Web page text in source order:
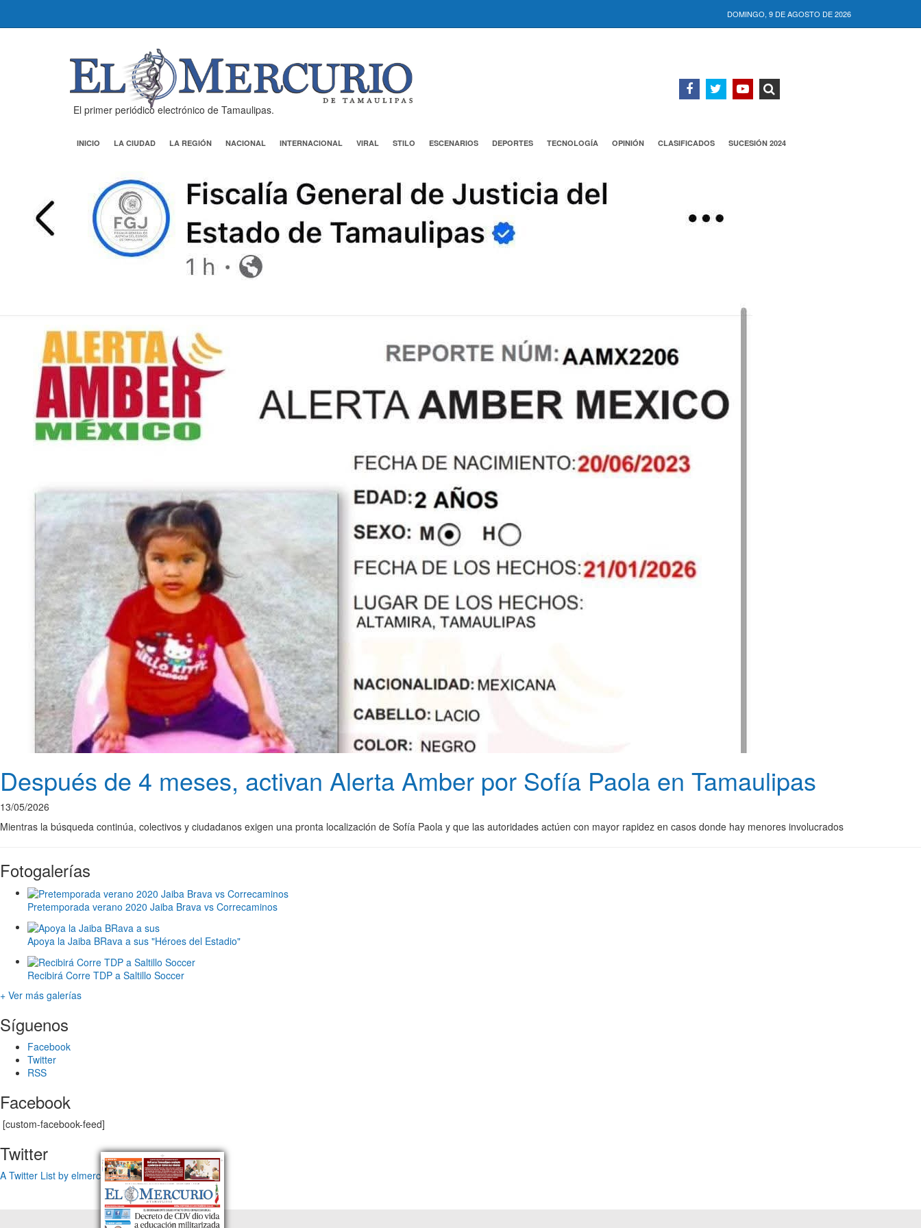
DOMINGO, 9 DE AGOSTO DE 2026
El primer periódico electrónico de Tamaulipas.
INICIO LA CIUDAD LA REGIÓN NACIONAL INTERNACIONAL VIRAL STILO ESCENARIOS DEPORTES TECNOLOGÍA OPINIÓN CLASIFICADOS SUCESIÓN 2024
Después de 4 meses, activan Alerta Amber por Sofía Paola en Tamaulipas
13/05/2026
Mientras la búsqueda continúa, colectivos y ciudadanos exigen una pronta localización de Sofía Paola y que las autoridades actúen con mayor rapidez en casos donde hay menores involucrados
Fotogalerías
Pretemporada verano 2020 Jaiba Brava vs Correcaminos
Apoya la Jaiba BRava a sus "Héroes del Estadio"
Recibirá Corre TDP a Saltillo Soccer
+ Ver más galerías
Síguenos
Facebook
Twitter
RSS
Facebook
[custom-facebook-feed]
Twitter
A Twitter List by elmercuriotam